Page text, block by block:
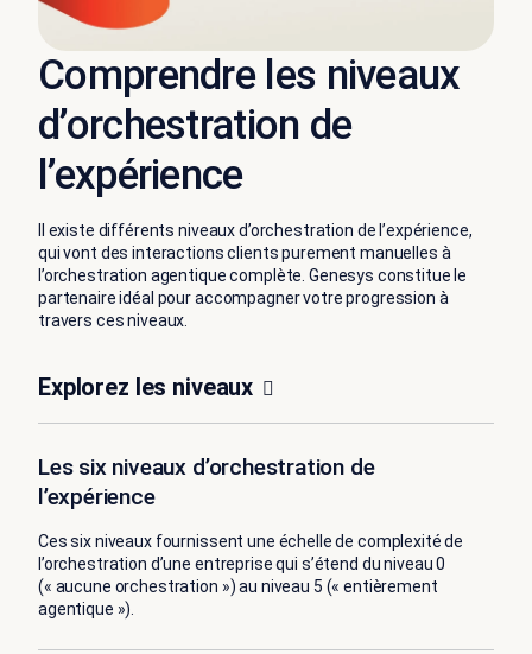
Comprendre les niveaux
d’orchestration de
l’expérience
Il existe différents niveaux d’orchestration de l’expérience,
qui vont des interactions clients purement manuelles à
l’orchestration agentique complète. Genesys constitue le
partenaire idéal pour accompagner votre progression à
travers ces niveaux.
Explorez les niveaux
Les six niveaux d’orchestration de
l’expérience
Ces six niveaux fournissent une échelle de complexité de
l’orchestration d’une entreprise qui s’étend du niveau 0
(« aucune orchestration ») au niveau 5 (« entièrement
agentique »).